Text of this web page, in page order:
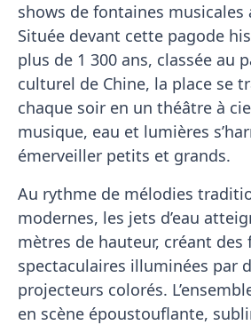
shows de fontaines musicales
Située devant cette pagode
plus de 1 300 ans, classée au
culturel de Chine, la place se
chaque soir en un théâtre à
musique, eau et lumières
émerveiller petits et grands.
Au rythme de mélodies
modernes, les jets d’eau
mètres de hauteur, créant des
spectaculaires illuminées par
projecteurs colorés.
en scène époustouflante,